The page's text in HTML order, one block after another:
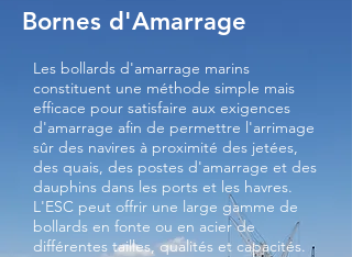
Bornes d'Amarrage
Les bollards d'amarrage marins
constituent une méthode simple mais
efficace pour satisfaire aux exigences
d'amarrage afin de permettre l'arrimage
sûr des navires à proximité des jetées,
des quais, des postes d'amarrage et des
dauphins dans les ports et les havres.
L'ESC peut offrir une large gamme de
bollards en fonte ou en acier de
différentes tailles, qualités et capacités.